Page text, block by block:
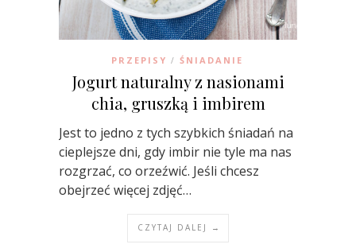
PRZEPISY / ŚNIADANIE
Jogurt naturalny z nasionami
chia, gruszką i imbirem
Jest to jedno z tych szybkich śniadań na
cieplejsze dni, gdy imbir nie tyle ma nas
rozgrzać, co orzeźwić. Jeśli chcesz
obejrzeć więcej zdjęć…
CZYTAJ DALEJ →